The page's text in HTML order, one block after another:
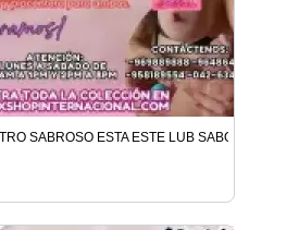
SABROSO ESTA ESTE LUB SABOR A